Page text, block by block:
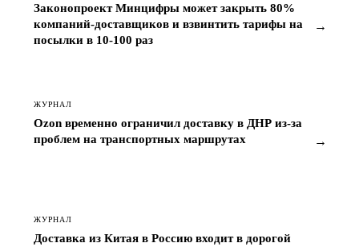
Законопроект Минцифры может закрыть 80%
компаний-доставщиков и взвинтить тарифы на
посылки в 10-100 раз
→
ЖУРНАЛ
Ozon временно ограничил доставку в ДНР из-за
проблем на транспортных маршрутах
→
ЖУРНАЛ
Доставка из Китая в Россию входит в дорогой